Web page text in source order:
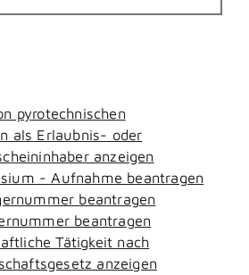
pyrotechnischen
als Erlaubnis- oder
anzeigen
- Aufnahme beantragen
beantragen
beantragen
Tätigkeit nach
anzeigen